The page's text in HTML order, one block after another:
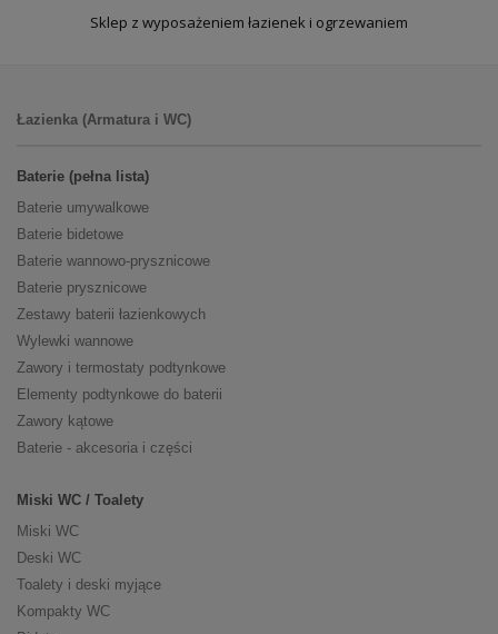
Sklep z wyposażeniem łazienek i ogrzewaniem
Łazienka (Armatura i WC)
Baterie (pełna lista)
Baterie umywalkowe
Baterie bidetowe
Baterie wannowo-prysznicowe
Baterie prysznicowe
Zestawy baterii łazienkowych
Wylewki wannowe
Zawory i termostaty podtynkowe
Elementy podtynkowe do baterii
Zawory kątowe
Baterie - akcesoria i części
Miski WC / Toalety
Miski WC
Deski WC
Toalety i deski myjące
Kompakty WC